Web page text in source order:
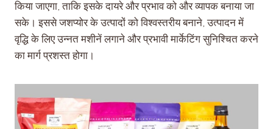
किया जाएगा, ताकि इसके दायरे और प्रभाव को और व्यापक बनाया जा
सके। इससे जशप्योर के उत्पादों को विश्वस्तरीय बनाने, उत्पादन में
वृद्धि के लिए उन्नत मशीनें लगाने और प्रभावी मार्केटिंग सुनिश्चित करने
का मार्ग प्रशस्त होगा।